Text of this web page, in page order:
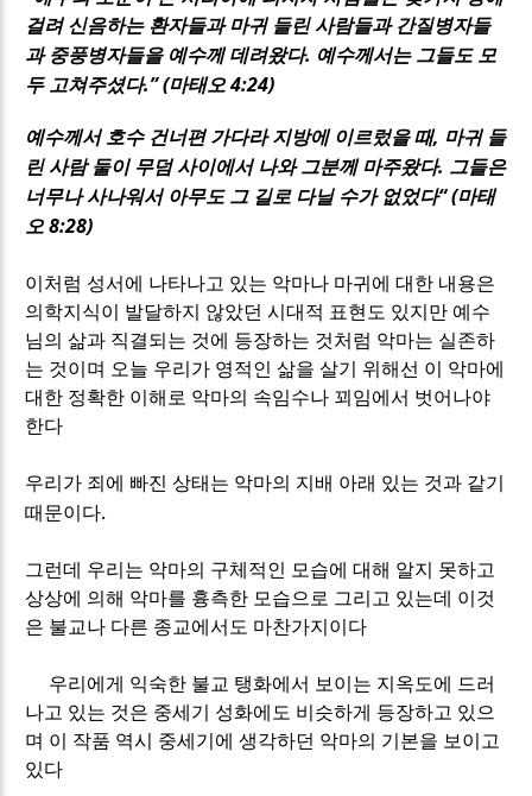
걸려 신음하는 환자들과 마귀 들린 사람들과 간질병자들
과 중풍병자들을 예수께 데려왔다. 예수께서는 그들도 모
두 고쳐주셨다.” (마태오4:24)
예수께서 호수 건너편 가다라 지방에 이르렀을 때, 마귀 들
린 사람 둘이 무덤 사이에서 나와 그분께 마주왔다. 그들은
너무나 사나워서 아무도 그 길로 다닐 수가 없었다“ (마태
오8:28)
이처럼 성서에 나타나고 있는 악마나 마귀에 대한 내용은
의학지식이 발달하지 않았던 시대적 표현도 있지만 예수
님의 삶과 직결되는 것에 등장하는 것처럼 악마는 실존하
는 것이며 오늘 우리가 영적인 삶을 살기 위해선 이 악마에
대한 정확한 이해로 악마의 속임수나 꾀임에서 벗어나야
한다
우리가 죄에 빠진 상태는 악마의 지배 아래 있는 것과 같기
때문이다.
그런데 우리는 악마의 구체적인 모습에 대해 알지 못하고
상상에 의해 악마를 흉측한 모습으로 그리고 있는데 이것
은 불교나 다른 종교에서도 마찬가지이다
우리에게 익숙한 불교 탱화에서 보이는 지옥도에 드러
나고 있는 것은 중세기 성화에도 비슷하게 등장하고 있으
며 이 작품 역시 중세기에 생각하던 악마의 기본을 보이고
있다